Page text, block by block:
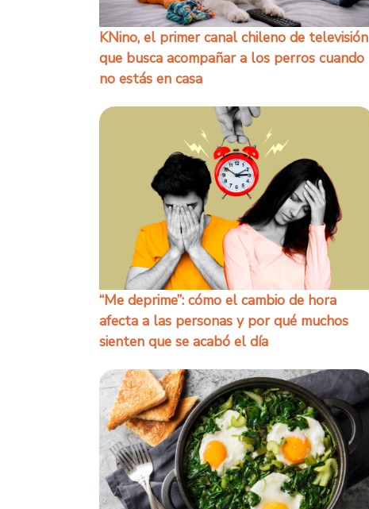
KNino, el primer canal chileno de televisión
que busca acompañar a los perros cuando
no estás en casa
“Me deprime”: cómo el cambio de hora
afecta a las personas y por qué muchos
sienten que se acabó el día